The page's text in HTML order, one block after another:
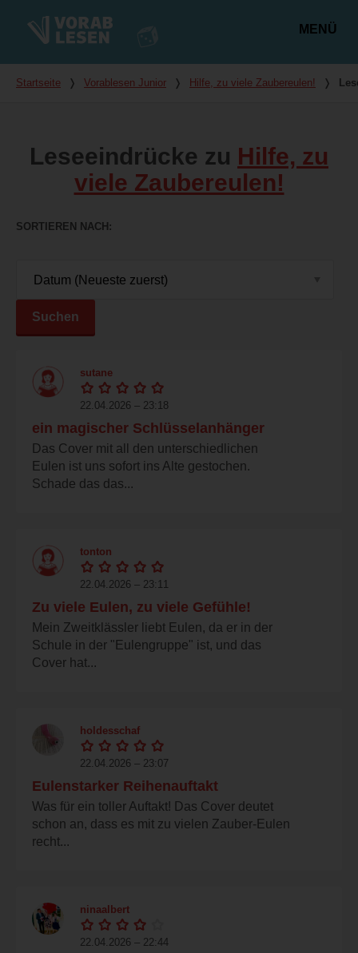
MENÜ
Du bist hier
Startseite ❭ Vorablesen Junior ❭ Hilfe, zu viele Zaubereulen! ❭
Leseeindrücke zu Hilfe, zu
viele Zaubereulen!
SORTIEREN NACH
Suchen
sutane
22.04.2026 – 23:18
ein magischer Schlüsselanhänger
Das Cover mit all den unterschiedlichen
Eulen ist uns sofort ins Alte gestochen.
Schade das das...
tonton
22.04.2026 – 23:11
Zu viele Eulen, zu viele Gefühle!
Mein Zweitklässler liebt Eulen, da er in der
Schule in der "Eulengruppe" ist, und das
Cover hat...
holdesschaf
22.04.2026 – 23:07
Eulenstarker Reihenauftakt
Was für ein toller Auftakt! Das Cover deutet
schon an, dass es mit zu vielen Zauber-Eulen
recht...
ninaalbert
22.04.2026 – 22:44